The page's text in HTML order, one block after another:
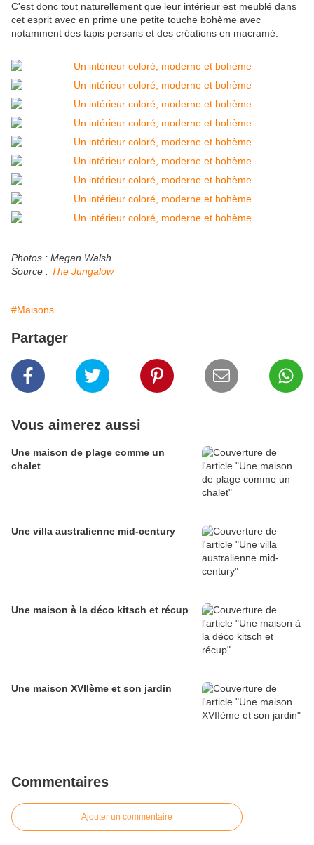
C'est donc tout naturellement que leur intérieur est meublé dans
cet esprit avec en prime une petite touche bohème avec
notamment des tapis persans et des créations en macramé.
Photos : Megan Walsh
Source : The Jungalow
#Maisons
Partager
Vous aimerez aussi
Une maison de plage comme un
chalet
Une villa australienne mid-century
Une maison à la déco kitsch et récup
Une maison XVIIème et son jardin
Commentaires
Ajouter un commentaire